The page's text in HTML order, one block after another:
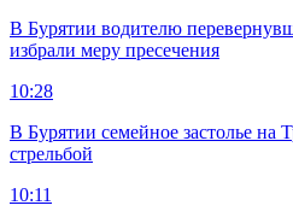
В Бурятии водителю
избрали меру пресечения
10:28
В Бурятии семейное застолье на
стрельбой
10:11